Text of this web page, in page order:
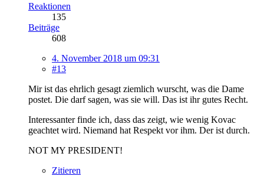
Reaktionen
135
Beiträge
608
4. November 2018 um 09:31
#13
Mir ist das ehrlich gesagt ziemlich wurscht, was die Dame
postet. Die darf sagen, was sie will. Das ist ihr gutes Recht.
Interessanter finde ich, dass das zeigt, wie wenig Kovac
geachtet wird. Niemand hat Respekt vor ihm. Der ist durch.
NOT MY PRESIDENT!
Zitieren